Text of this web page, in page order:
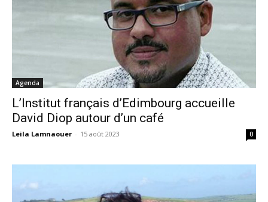
Agenda
L’Institut français d’Edimbourg accueille
David Diop autour d’un café
Leila Lamnaouer - 15 août 2023 0